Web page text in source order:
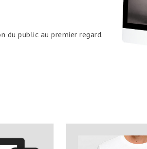
du public au premier regard.